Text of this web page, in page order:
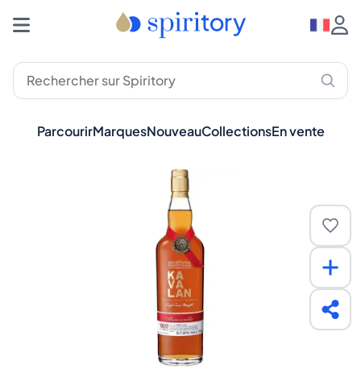
ParcourirMarquesNouveauCollectionsEn vente